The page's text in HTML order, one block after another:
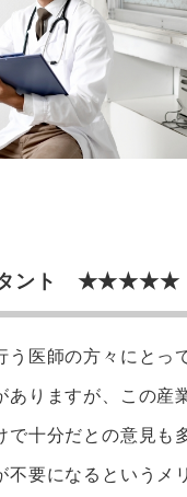
タント ★★★★★
う医師の方々にとっ
ありますが、この産
で十分だとの意見も
要になるというメ